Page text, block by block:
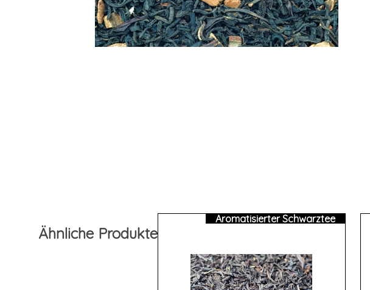
Ähnliche Produkte
Aromatisierter Schwarztee